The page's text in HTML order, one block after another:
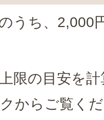
うち、2,000
限の目安を
からご覧くだ